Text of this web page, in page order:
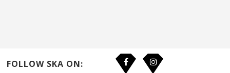
FOLLOW SKA ON: